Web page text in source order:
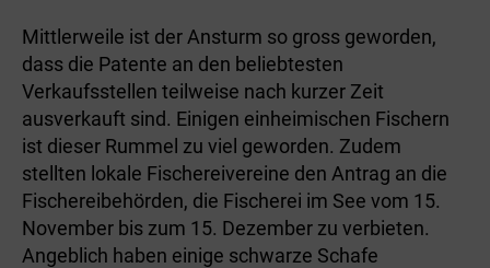
Mittlerweile ist der Ansturm so gross geworden,
dass die Patente an den beliebtesten
Verkaufsstellen teilweise nach kurzer Zeit
ausverkauft sind. Einigen einheimischen Fischern
ist dieser Rummel zu viel geworden. Zudem
stellten lokale Fischereivereine den Antrag an die
Fischereibehörden, die Fischerei im See vom 15.
November bis zum 15. Dezember zu verbieten.
Angeblich haben einige schwarze Schafe